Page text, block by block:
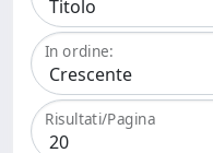
In ordine:
Risultati/Pagina